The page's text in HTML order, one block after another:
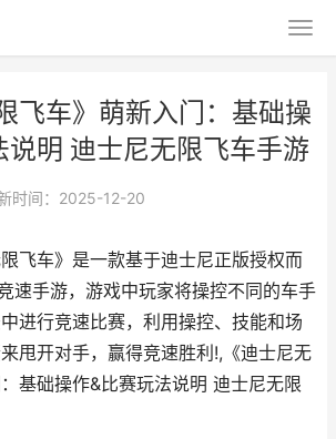
飞车》萌新入门：基础操
说明 迪士尼无限飞车手游
时间：2025-12-20
飞车》是一款基于迪士尼正版授权而
速手游，游戏中玩家将操控不同的车手
进行竞速比赛，利用操控、技能和场
甩开对手，赢得竞速胜利!,《迪士尼无
基础操作&比赛玩法说明 迪士尼无限